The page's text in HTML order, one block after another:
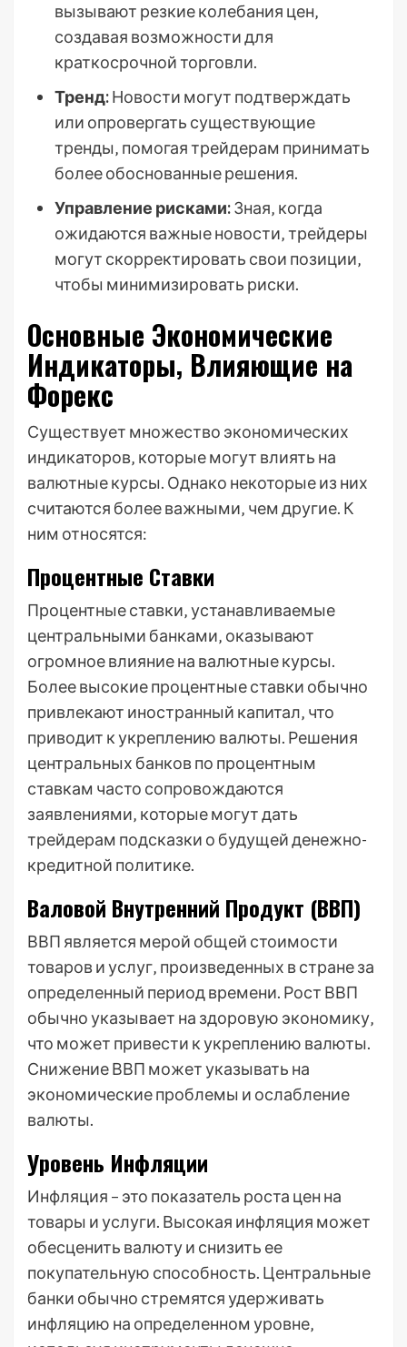
вызывают резкие колебания цен‚
создавая возможности для
краткосрочной торговли.
Тренд:Новости могут подтверждать
или опровергать существующие
тренды‚ помогая трейдерам принимать
более обоснованные решения.
Управление рисками:Зная‚ когда
ожидаются важные новости‚ трейдеры
могут скорректировать свои позиции‚
чтобы минимизировать риски.
Основные Экономические
Индикаторы‚ Влияющие на
Форекс
Существует множество экономических
индикаторов‚ которые могут влиять на
валютные курсы. Однако некоторые из них
считаются более важными‚ чем другие. К
ним относятся:
Процентные Ставки
Процентные ставки‚ устанавливаемые
центральными банками‚ оказывают
огромное влияние на валютные курсы.
Более высокие процентные ставки обычно
привлекают иностранный капитал‚ что
приводит к укреплению валюты. Решения
центральных банков по процентным
ставкам часто сопровождаются
заявлениями‚ которые могут дать
трейдерам подсказки о будущей денежно-
кредитной политике.
Валовой Внутренний Продукт (ВВП)
ВВП является мерой общей стоимости
товаров и услуг‚ произведенных в стране за
определенный период времени. Рост ВВП
обычно указывает на здоровую экономику‚
что может привести к укреплению валюты.
Снижение ВВП может указывать на
экономические проблемы и ослабление
валюты.
Уровень Инфляции
Инфляция – это показатель роста цен на
товары и услуги. Высокая инфляция может
обесценить валюту и снизить ее
покупательную способность. Центральные
банки обычно стремятся удерживать
инфляцию на определенном уровне‚